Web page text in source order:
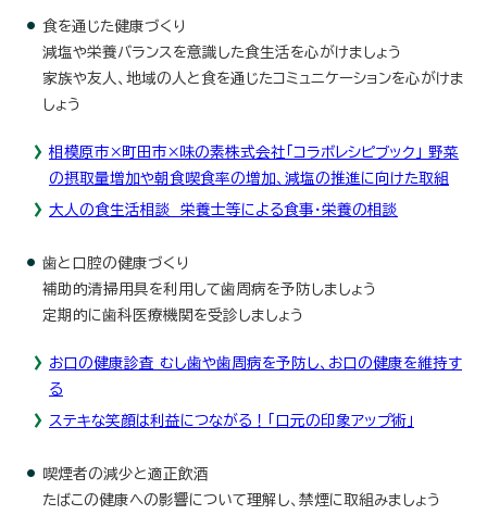
食を通じた健康づくり
減塩や栄養バランスを意識した食生活を心がけましょう
家族や友人、地域の人と食を通じたコミュニケーションを心がけま
しょう
相模原市×町田市×味の素株式会社「コラボレシピブック」 野菜
の摂取量増加や朝食喫食率の増加、減塩の推進に向けた取組
大人の食生活相談 栄養士等による食事・栄養の相談
歯と口腔の健康づくり
補助的清掃用具を利用して歯周病を予防しましょう
定期的に歯科医療機関を受診しましょう
お口の健康診査 むし歯や歯周病を予防し、お口の健康を維持す
る
ステキな笑顔は利益につながる！「口元の印象アップ術」
喫煙者の減少と適正飲酒
たばこの健康への影響について理解し、禁煙に取組みましょう